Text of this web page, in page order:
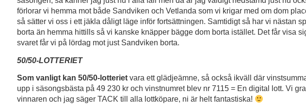
förlorar vi hemma mot både Sandviken och Vetlanda som vi krigar med om dom
så sätter vi oss i ett jäkla dåligt läge inför fortsättningen. Samtidigt så har vi nästan
borta än hemma hittills så vi kanske knäpper bägge dom borta istället. Det får visa
svaret får vi på lördag mot just Sandviken borta.
50/50-LOTTERIET
Som vanligt kan 50/50-lotteriet vara ett glädjeämne, så också ikväll där
upp i säsongsbästa på 49 230 kr och vinstnumret blev nr 7115 = En digital lott. Vi
vinnaren och jag säger TACK till alla lottköpare, ni är helt fantastiska!